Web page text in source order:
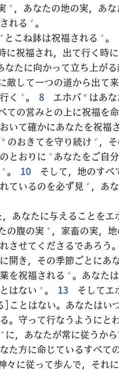
+ ，あなたの地の実，あ
される + 。
+ とこね鉢は祝福される + 。
に祝福され， 出て行く 時
なたに向かって立ち上がる
敵して一つの道から出て来
行く + 。 8 エホバ* はあ
ての営みとの上に祝福を命
いて確かにあなたを祝福
* のおきてを守り続け + ，
とおりに + あなたをご自分
+ 。 10 そして， 地のすべ
ているのを必ず見 + ，あ
あなたに与えることをエ
の腹の実 + ， 家畜の実， 地
させてくださるであろう。
開き，その季節ごとにあ
業を祝福される + 。あなたは
はない + 。 13 そしてエ
]ことはない。あなたはい
。 守って行なうようにと
+ に，あなたが常に従うから
た方に命じているすべて
々に従って歩んで，それに